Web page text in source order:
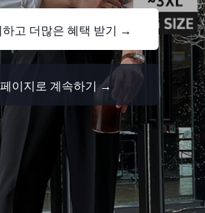
하고 더많은 혜택 받기 →
이지로 계속하기 →